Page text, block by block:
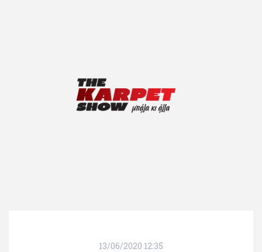
13/06/2020 12:35